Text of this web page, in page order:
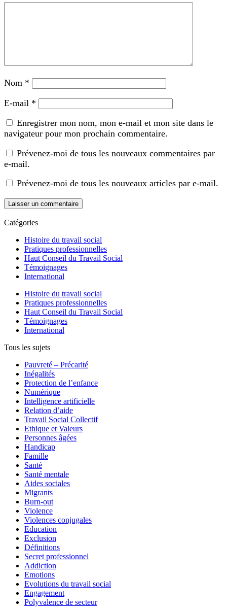
Nom *
E-mail *
Enregistrer mon nom, mon e-mail et mon site dans le
navigateur pour mon prochain commentaire.
Prévenez-moi de tous les nouveaux commentaires par
e-mail.
Prévenez-moi de tous les nouveaux articles par e-mail.
Catégories
Histoire du travail social
Pratiques professionnelles
Haut Conseil du Travail Social
Témoignages
International
Histoire du travail social
Pratiques professionnelles
Haut Conseil du Travail Social
Témoignages
International
Tous les sujets
Pauvreté – Précarité
Inégalités
Protection de l’enfance
Numérique
Intelligence artificielle
Relation d’aide
Travail Social Collectif
Ethique et Valeurs
Personnes âgées
Handicap
Famille
Santé
Santé mentale
Aides sociales
Migrants
Burn-out
Violence
Violences conjugales
Education
Exclusion
Définitions
Secret professionnel
Addiction
Emotions
Evolutions du travail social
Engagement
Polyvalence de secteur